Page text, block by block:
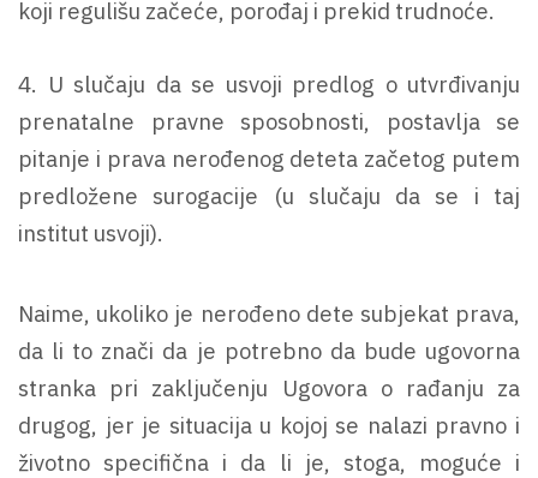
koji regulišu začeće, porođaj i prekid trudnoće.
4. U slučaju da se usvoji predlog o utvrđivanju
prenatalne pravne sposobnosti, postavlja se
pitanje i prava nerođenog deteta začetog putem
predložene surogacije (u slučaju da se i taj
institut usvoji).
Naime, ukoliko je nerođeno dete subjekat prava,
da li to znači da je potrebno da bude ugovorna
stranka pri zaključenju Ugovora o rađanju za
drugog, jer je situacija u kojoj se nalazi pravno i
životno specifična i da li je, stoga, moguće i